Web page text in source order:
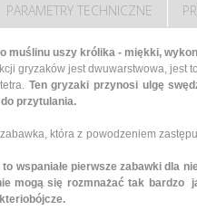
PARAMETRY TECHNICZNE
muślinu uszy królika - miękki,
gryzaków jest dwuwarstwowa, jest
Ten gryzaki przynosi ulgę
przytulania.
która z powodzeniem
to wspaniałe pierwsze zabawki dla
mogą się rozmnażać tak bardzo